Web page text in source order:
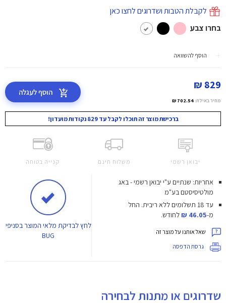
לקבלת הטבות ושדרוגים לחצו כאן
בחרו צבע
הוסף להשוואה
829 ₪
מחיר באילת: 702.54 ₪
הוסף לעגלה
ברכישת מוצר זה תוכלו לקבל עד 829 נקודות מועדון!
יבואן רשמי משלוח חינם קנייה בטוחה
אחריות: שנתיים ע"י יבואן רשמי - באג
מולטיסיסטם בע"מ
עד 18 תשלומים ללא ריבית.
החל
מ-46.05 ₪ לחודש.
שאל אותנו על מוצר זה
גרסת הדפסה
לחץלבדיקת מלאי המוצר בסניפי
BUG
שדרוגים או מתנות לבחירה